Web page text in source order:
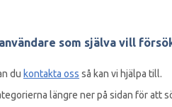
som själva vill
du kontakta oss så kan vi hjälpa till.
längre ner på sidan för att